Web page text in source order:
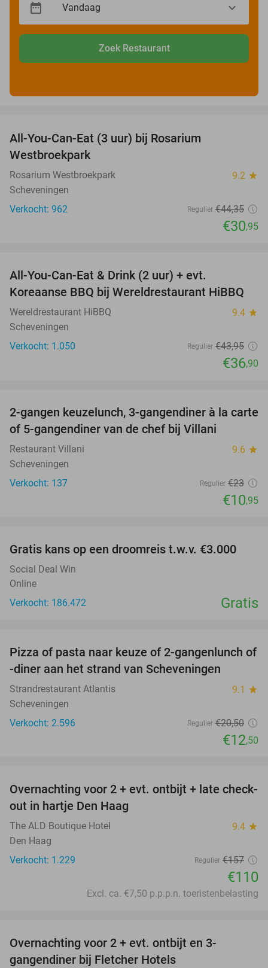
Zoek Restaurant
All-You-Can-Eat (3 uur) bij Rosarium
Westbroekpark
Rosarium Westbroekpark 9.2 star
Scheveningen
Verkocht: 962
Regulier €44,35
€30,95
All-You-Can-Eat & Drink (2 uur) + evt.
Koreaanse BBQ bij Wereldrestaurant HiBBQ
Wereldrestaurant HiBBQ 9.4 star
Scheveningen
Verkocht: 1.050
Regulier €43,95
€36,90
52%
2-gangen keuzelunch, 3-gangendiner à la carte
of 5-gangendiner van de chef bij Villani
Restaurant Villani 9.6 star
Scheveningen
Verkocht: 137
Regulier €23
€10,95
Gratis kans op een droomreis t.w.v. €3.000
Social Deal Win
Online
Verkocht: 186.472
Gratis
39%
Pizza of pasta naar keuze of 2-gangenlunch of
-diner aan het strand van Scheveningen
Strandrestaurant Atlantis 9.1 star
Scheveningen
Verkocht: 2.596
Regulier €20,50
€12,50
30%
Overnachting voor 2 + evt. ontbijt + late check-
out in hartje Den Haag
The ALD Boutique Hotel 9.4 star
Den Haag
Verkocht: 1.229
Regulier €157
€110
Excl. ca. €7,50 p.p.p.n. toeristenbelasting
Overnachting voor 2 + evt. ontbijt en 3-
gangendiner bij Fletcher Hotels